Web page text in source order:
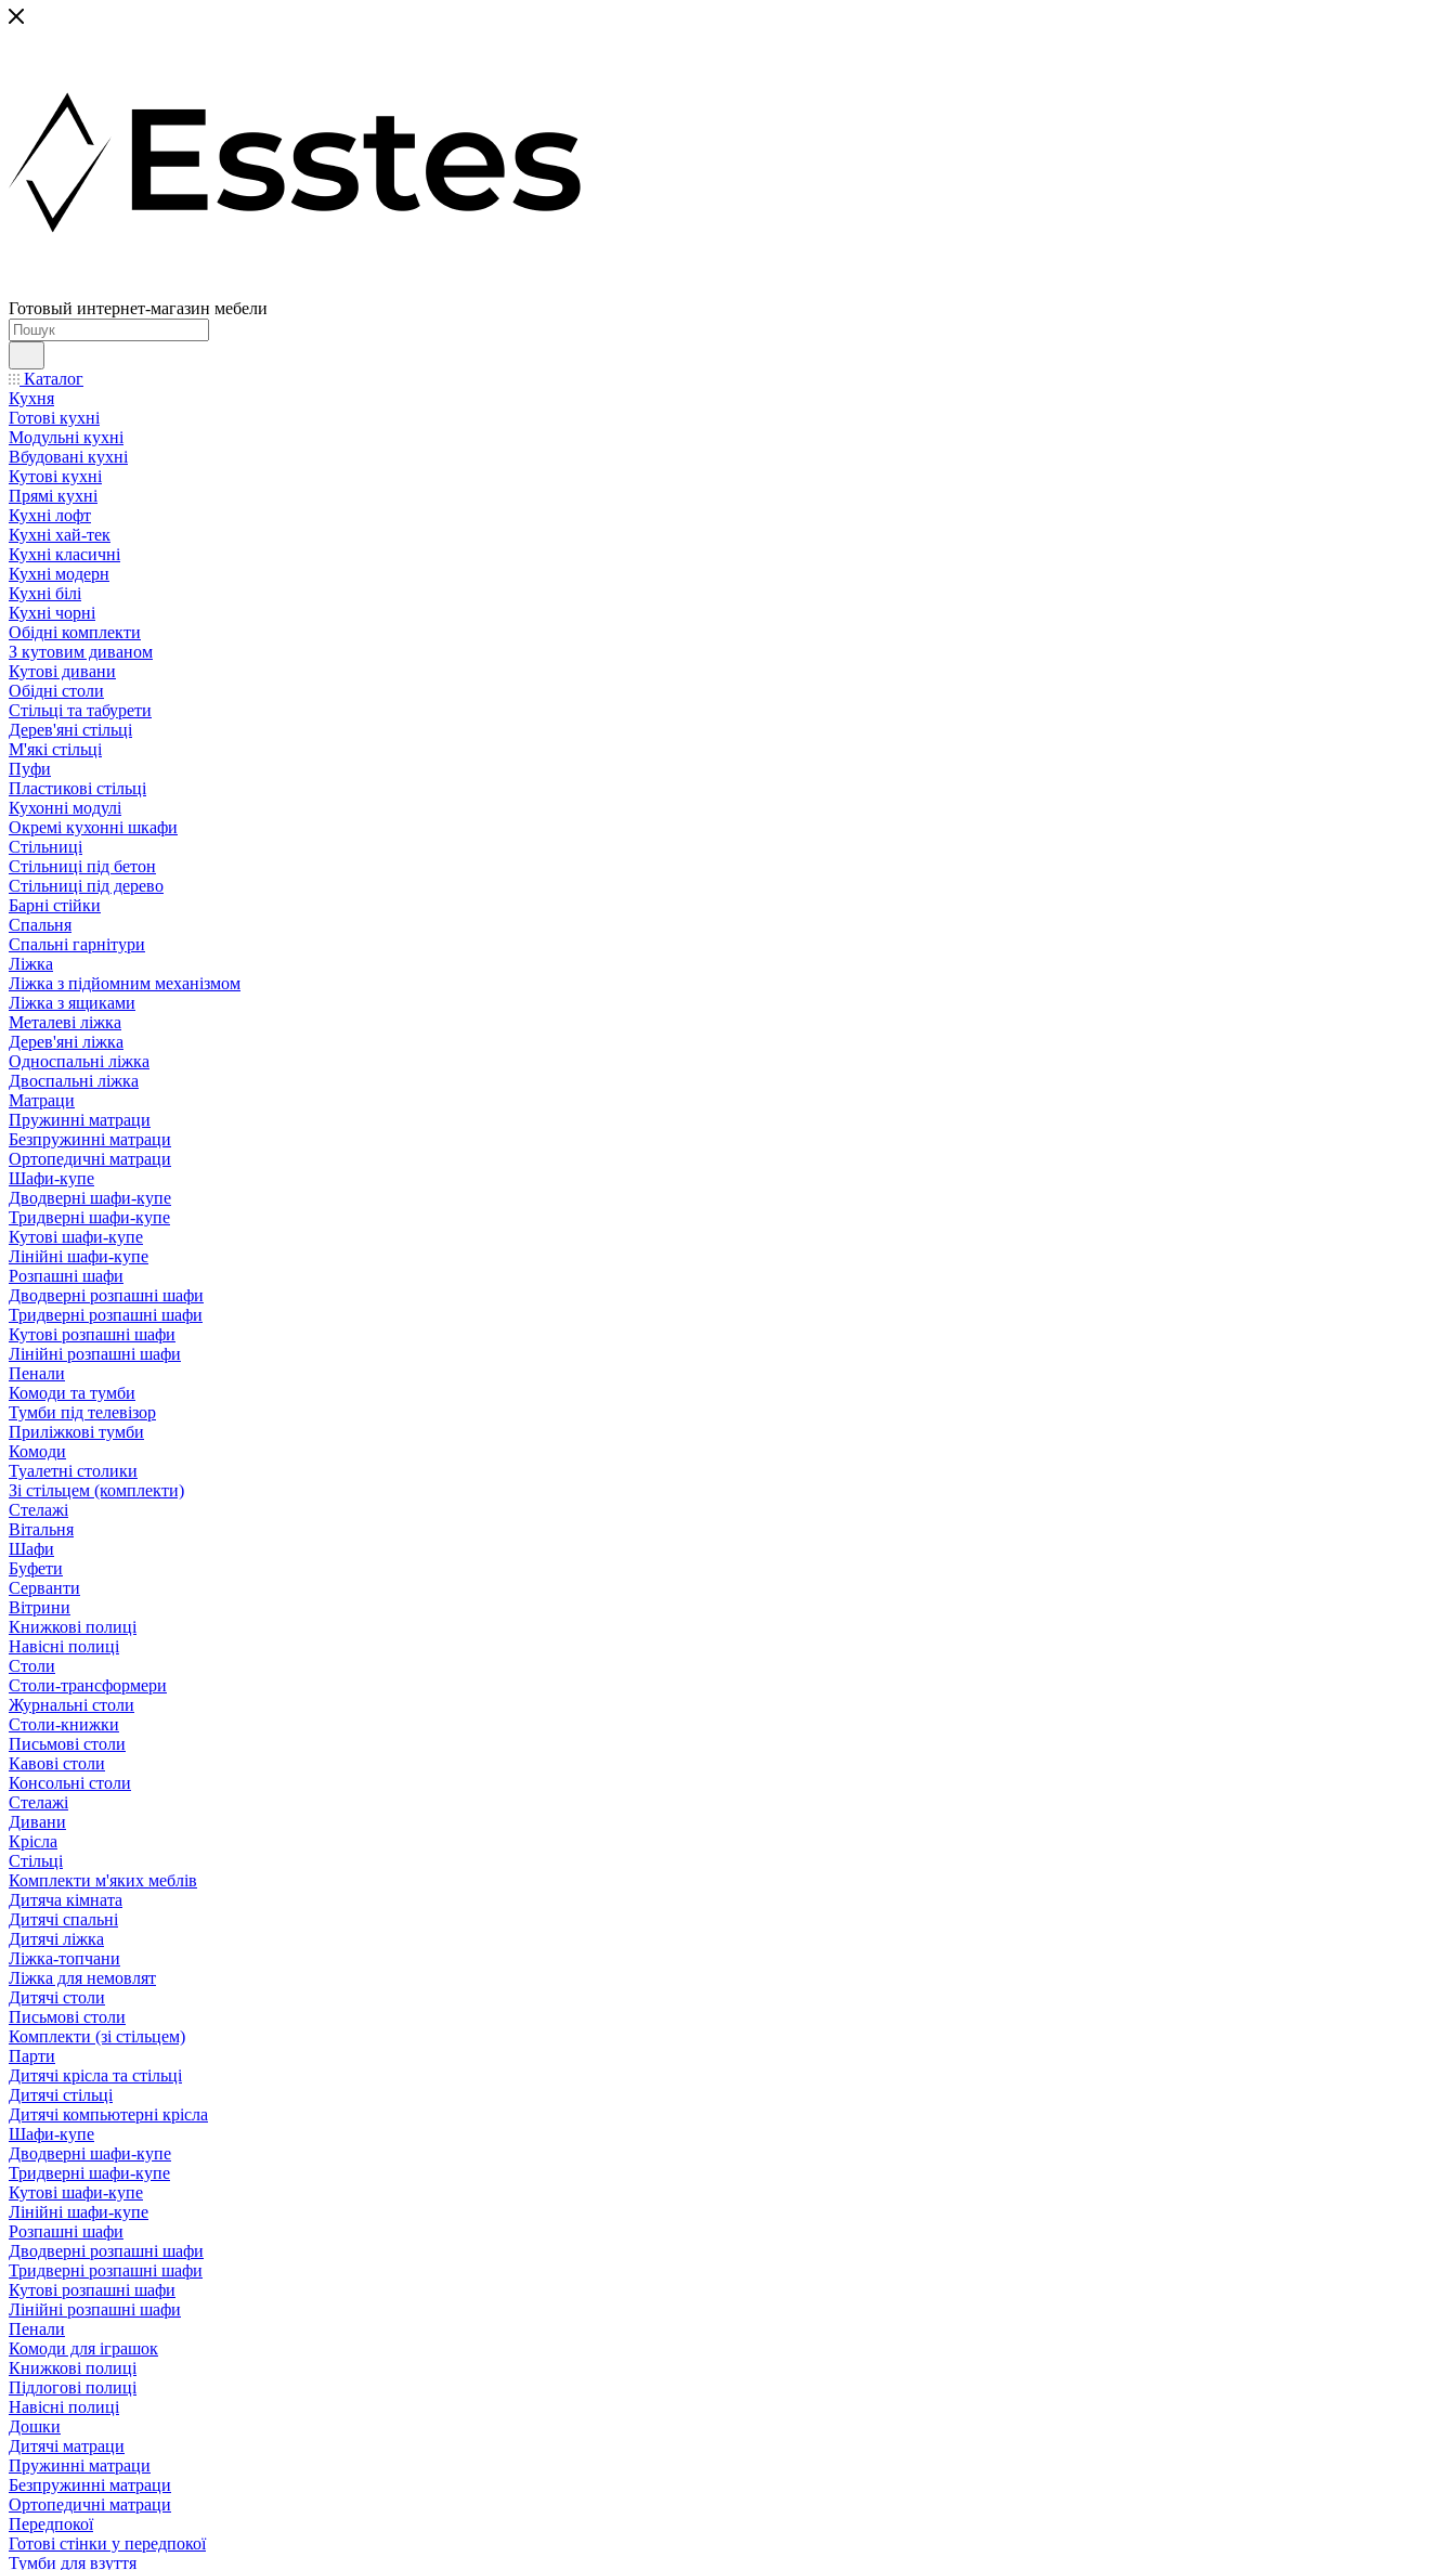
Готовый интернет-магазин мебели
Каталог
Кухня
Готові кухні
Модульні кухні
Вбудовані кухні
Кутові кухні
Прямі кухні
Кухні лофт
Кухні хай-тек
Кухні класичні
Кухні модерн
Кухні білі
Кухні чорні
Обідні комплекти
З кутовим диваном
Кутові дивани
Обідні столи
Стільці та табурети
Дерев'яні стільці
М'які стільці
Пуфи
Пластикові стільці
Кухонні модулі
Окремі кухонні шкафи
Стільниці
Стільниці під бетон
Стільниці під дерево
Барні стійки
Спальня
Спальні гарнітури
Ліжка
Ліжка з підйомним механізмом
Ліжка з ящиками
Металеві ліжка
Дерев'яні ліжка
Односпальні ліжка
Двоспальні ліжка
Матраци
Пружинні матраци
Безпружинні матраци
Ортопедичні матраци
Шафи-купе
Дводверні шафи-купе
Тридверні шафи-купе
Кутові шафи-купе
Лінійні шафи-купе
Розпашні шафи
Дводверні розпашні шафи
Тридверні розпашні шафи
Кутові розпашні шафи
Лінійні розпашні шафи
Пенали
Комоди та тумби
Тумби під телевізор
Приліжкові тумби
Комоди
Туалетні столики
Зі стільцем (комплекти)
Стелажі
Вітальня
Шафи
Буфети
Серванти
Вітрини
Книжкові полиці
Навісні полиці
Столи
Столи-трансформери
Журнальні столи
Столи-книжки
Письмові столи
Кавові столи
Консольні столи
Стелажі
Дивани
Крісла
Стільці
Комплекти м'яких меблів
Дитяча кімната
Дитячі спальні
Дитячі ліжка
Ліжка-топчани
Ліжка для немовлят
Дитячі столи
Письмові столи
Комплекти (зі стільцем)
Парти
Дитячі крісла та стільці
Дитячі стільці
Дитячі компьютерні крісла
Шафи-купе
Дводверні шафи-купе
Тридверні шафи-купе
Кутові шафи-купе
Лінійні шафи-купе
Розпашні шафи
Дводверні розпашні шафи
Тридверні розпашні шафи
Кутові розпашні шафи
Лінійні розпашні шафи
Пенали
Комоди для іграшок
Книжкові полиці
Підлогові полиці
Навісні полиці
Дошки
Дитячі матраци
Пружинні матраци
Безпружинні матраци
Ортопедичні матраци
Передпокої
Готові стінки у передпокої
Тумби для взуття